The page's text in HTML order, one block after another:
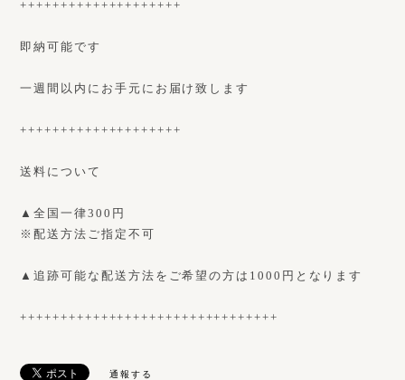
++++++++++++++++++++
即納可能です
一週間以内にお手元にお届け致します
++++++++++++++++++++
送料について
▲全国一律300円
※配送方法ご指定不可
▲追跡可能な配送方法をご希望の方は1000円となります
++++++++++++++++++++++++++++++++
通報する